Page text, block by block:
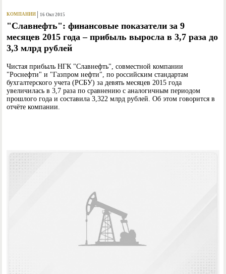
КОМПАНИИ 16 Окт 2015
"Славнефть": финансовые показатели за 9
месяцев 2015 года – прибыль выросла в 3,7 раза до
3,3 млрд рублей
Чистая прибыль НГК "Славнефть", совместной компании
"Роснефти" и "Газпром нефти", по российским стандартам
бухгалтерского учета (РСБУ) за девять месяцев 2015 года
увеличилась в 3,7 раза по сравнению с аналогичным периодом
прошлого года и составила 3,322 млрд рублей. Об этом говорится в
отчёте компании.